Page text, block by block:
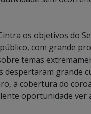
os objetivos do
com grande
temas
despertaram grande
a cobertura do
oportunidade ver